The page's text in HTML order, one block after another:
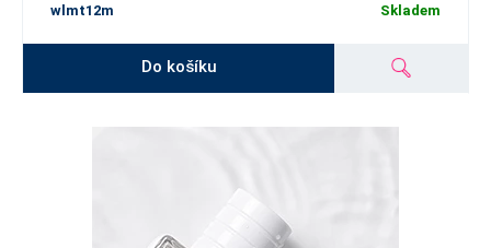
wlmt12m Skladem
Do košíku